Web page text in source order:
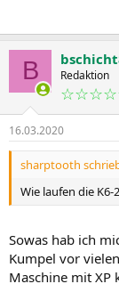
B Redaktion
16.03.2020
sharptooth
Wie laufen die K6-
Sowas hab ich
Kumpel vor
Maschine mit XP